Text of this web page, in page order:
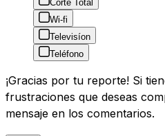
Corte Total
Wi-fi
Televisíon
Teléfono
¡Gracias por tu reporte! Si
frustraciones que deseas
mensaje en los comentarios.